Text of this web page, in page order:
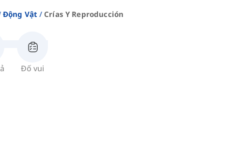
Động Vật Crías Y Reproducción
Đố vui